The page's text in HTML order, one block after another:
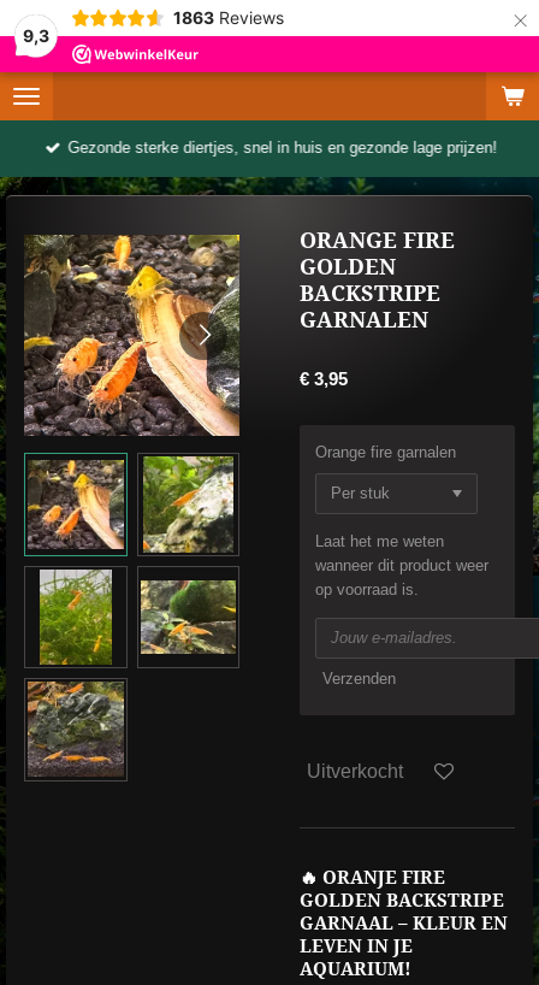
9,3
1863 Reviews ×
Gezonde sterke diertjes, snel in huis en gezonde lage prijzen!
ORANGE FIRE
GOLDEN
BACKSTRIPE
GARNALEN
€ 3,95
Orange fire garnalen
Laat het me weten
wanneer dit product weer
op voorraad is.
Verzenden
Uitverkocht
🔥 ORANJE FIRE
GOLDEN BACKSTRIPE
GARNAAL – KLEUR EN
LEVEN IN JE
AQUARIUM!